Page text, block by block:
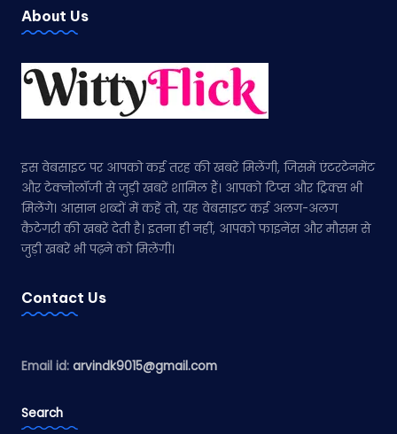
About Us
इस वेबसाइट पर आपको कई तरह की खबरें मिलेंगी, जिसमें एंटरटेनमेंट
और टेक्नोलॉजी से जुड़ी खबरें शामिल हैं। आपको टिप्स और ट्रिक्स भी
मिलेंगे। आसान शब्दों में कहें तो, यह वेबसाइट कई अलग-अलग
कैटेगरी की खबरें देती है। इतना ही नहीं, आपको फाइनेंस और मौसम से
जुड़ी खबरें भी पढ़ने को मिलेंगी।
Contact Us
Email id: arvindk9015@gmail.com
Search